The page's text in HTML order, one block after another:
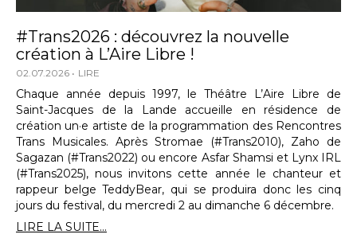
#Trans2026 : découvrez la nouvelle
création à L’Aire Libre !
02.07.2026 LIRE
Chaque année depuis 1997, le Théâtre L’Aire Libre de
Saint-Jacques de la Lande accueille en résidence de
création un·e artiste de la programmation des Rencontres
Trans Musicales. Après Stromae (#Trans2010), Zaho de
Sagazan (#Trans2022) ou encore Asfar Shamsi et Lynx IRL
(#Trans2025), nous invitons cette année le chanteur et
rappeur belge TeddyBear, qui se produira donc les cinq
jours du festival, du mercredi 2 au dimanche 6 décembre.
LIRE LA SUITE...